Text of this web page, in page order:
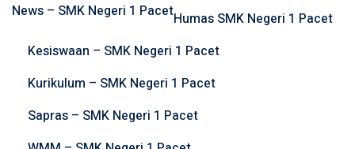
fNews – SMK Negeri 1 PacetHumas SMK Negeri 1 Pacet
Kesiswaan – SMK Negeri 1 Pacet
Kurikulum – SMK Negeri 1 Pacet
Sapras – SMK Negeri 1 Pacet